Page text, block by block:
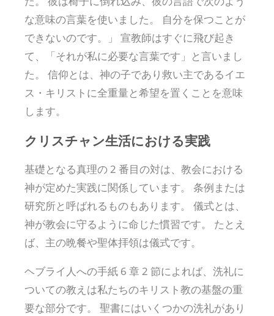
な意味の言葉を使いました。 自分を保つことが
できないのです。」 宣教師はすぐに飛び起き
て、「それが私に必要な言葉です」と言いまし
た。 信仰とは、神の子であり救い主であるイエ
ス・キリストに全重量と希望を置くことを意味
します。
クリスチャン生活における実践
基礎となる真理の 2 番目の対は、教会における
神が定めた実践に関係しています。 条例または
研究所と呼ばれるものもあります。 儀式とは、
神が教会に守るように命じた慣習です。 たとえ
ば、主の晩餐や聖体拝領は儀式です。
ヘブライ人への手紙 6 章 2 節によれば、洗礼に
ついての教えは私たちのキリスト教の基盤の重
要な部分です。 聖書にはいくつかの洗礼があり